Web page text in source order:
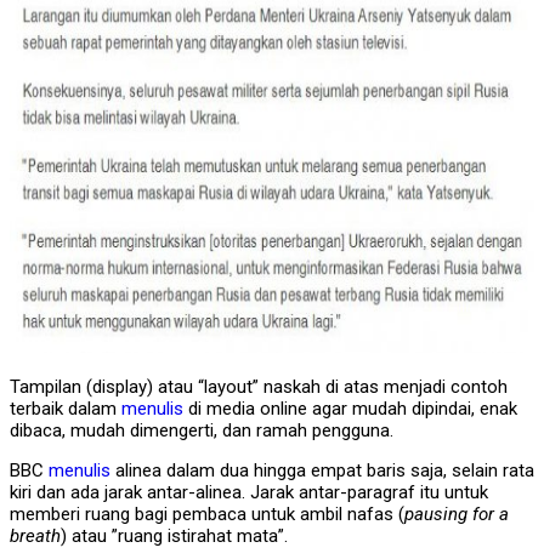
Tampilan (display) atau “layout” naskah di atas menjadi contoh
terbaik dalam menulis di media online agar mudah dipindai, enak
dibaca, mudah dimengerti, dan ramah pengguna.
BBC menulis alinea dalam dua hingga empat baris saja, selain rata
kiri dan ada jarak antar-alinea. Jarak antar-paragraf itu untuk
memberi ruang bagi pembaca untuk ambil nafas (pausing for a
breath) atau ”ruang istirahat mata”.